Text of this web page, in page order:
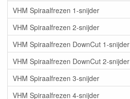
VHM Spiraalfrezen 1-snijder
VHM Spiraalfrezen 2-snijder
VHM Spiraalfrezen DownCut 1-snijder
VHM Spiraalfrezen DownCut 2-snijder
VHM Spiraalfrezen 3-snijder
VHM Spiraalfrezen 4-snijder